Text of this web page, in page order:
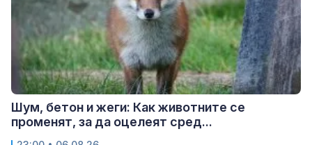
Шум, бетон и жеги: Как животните се
променят, за да оцелеят сред...